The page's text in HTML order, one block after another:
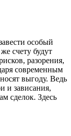
особый
счету будут
разорения,
современным
выгоду. Ведь
и зависания,
сделок. Здесь